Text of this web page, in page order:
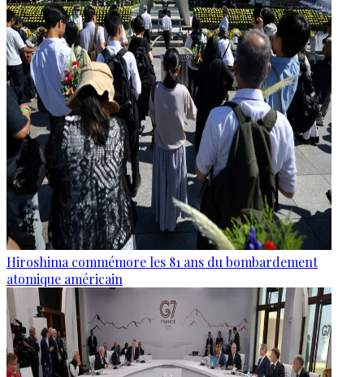
Hiroshima commémore les 81 ans du bombardement
atomique américain